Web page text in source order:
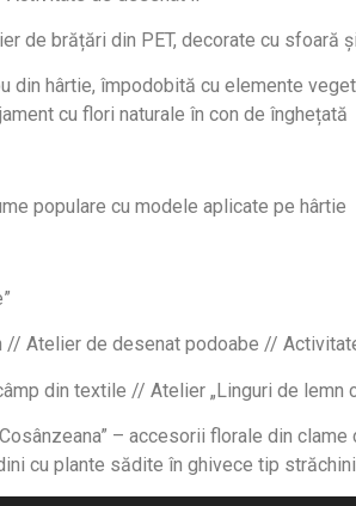
de brățări din PET, decorate cu sfoară
din hârtie, împodobită cu elemente
cu flori naturale în con de înghețată
populare cu modele aplicate pe hârtie
// Atelier de desenat podoabe //
din textile // Atelier „Linguri de lemn
– accesorii florale din
cu plante sădite în ghivece tip